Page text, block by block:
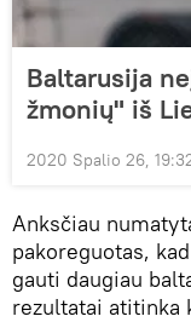
Baltarusija
žmonių" iš
2020 Spalio 26,
Anksčiau
pakoreguotas,
gauti daugiau
rezultatai atitinka